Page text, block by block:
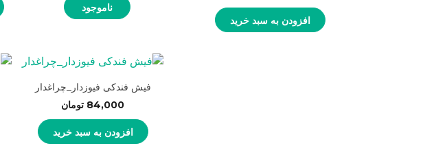
افزودن به سبد خرید
ناموجود
فیش فندکی فیوزدار_چراغدار
84,000 تومان
افزودن به سبد خرید